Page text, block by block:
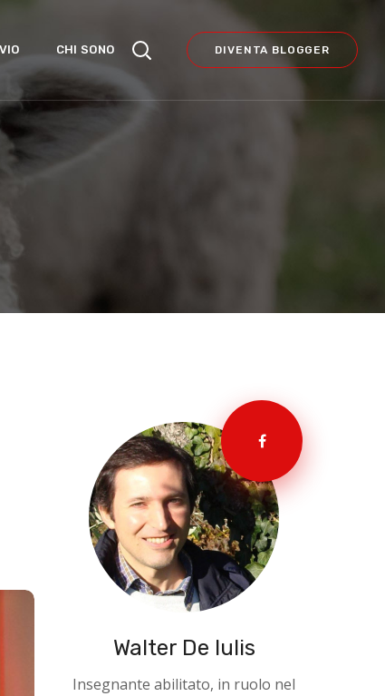
CHI SONO DIVENTA BLOGGER
Walter De Iulis
Insegnante abilitato, in ruolo nel